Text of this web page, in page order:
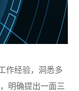
作经验，洞悉多
明确提出一面三